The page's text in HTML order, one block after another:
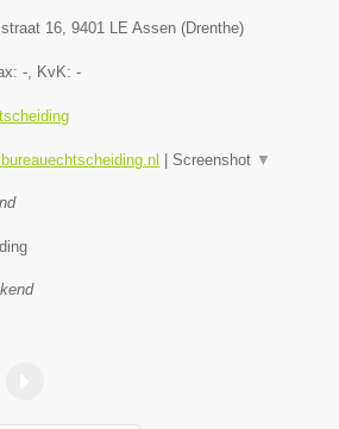
16 9401 LE Assen (Drenthe)
- , KvK: -
Screenshot ▼